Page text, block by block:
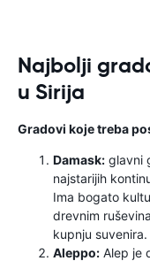
Najbolji
u Sirija
Gradovi koje treba
Damask: glavni
najstarijih
Ima bogato
drevnim
kupnju suvenira.
Aleppo: Alep je